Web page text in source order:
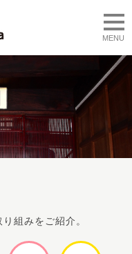
MENU
組みをご紹介。